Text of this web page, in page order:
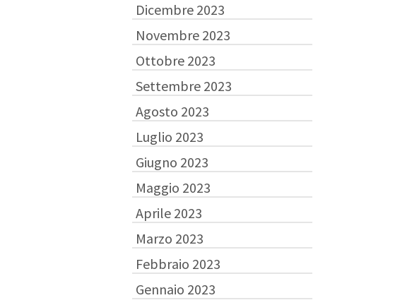
Dicembre 2023
Novembre 2023
Ottobre 2023
Settembre 2023
Agosto 2023
Luglio 2023
Giugno 2023
Maggio 2023
Aprile 2023
Marzo 2023
Febbraio 2023
Gennaio 2023